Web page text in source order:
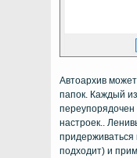
Автоархив
папок. Каждый
переупорядочен
настроек..
придерживаться
подходит) и